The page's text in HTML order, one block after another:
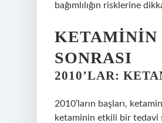
bağımlılığın risklerine
KETAMININ
SONRASI
2010’LAR:
2010’ların başları,
ketaminin etkili bir tedavi